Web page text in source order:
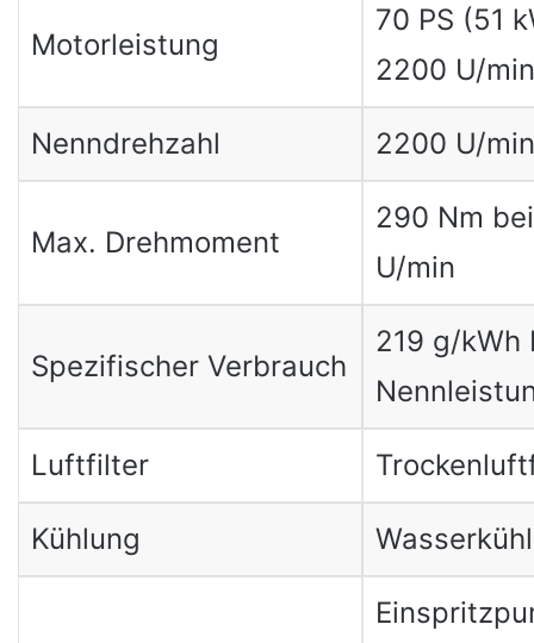
Motorleistung
70 PS (51
2200 U/min
Nenndrehzahl 2200 U/min
Max. Drehmoment
290 Nm
U/min
Spezifischer Verbrauch
219 g/kWh
Luftfilter
Kühlung